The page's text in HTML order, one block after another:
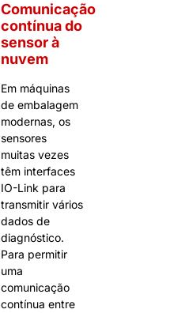
Comunicação
contínua do
sensor à
nuvem
Em máquinas
de embalagem
modernas, os
sensores
muitas vezes
têm interfaces
IO-Link para
transmitir vários
dados de
diagnóstico.
Para permitir
uma
comunicação
contínua entre